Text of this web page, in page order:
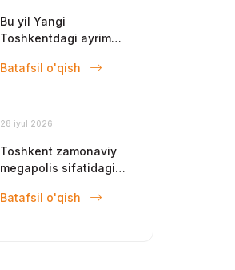
Bu yil Yangi
Toshkentdagi ayrim
tushadi
Batafsil o'qish
28 iyul 2026
Toshkent zamonaviy
megapolis sifatidagi
mustahkamlamoqda
Batafsil o'qish